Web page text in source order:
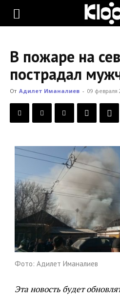
KLOOP.KG
Новости
В пожаре на
пострадал
От Адилет Иманалиев - 09 февраля
Фото: Адилет Иманалиев
Эта новость будет